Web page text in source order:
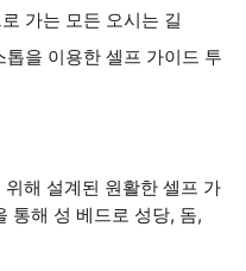
가는 모든 오시는 길
을 이용한 셀프 가이드 투
해 설계된 원활한 셀프 가
통해 성 베드로 성당, 돔,